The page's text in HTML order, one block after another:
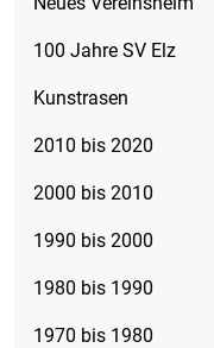
100 Jahre SV Elz
Kunstrasen
2010 bis 2020
2000 bis 2010
1990 bis 2000
1980 bis 1990
1970 bis 1980